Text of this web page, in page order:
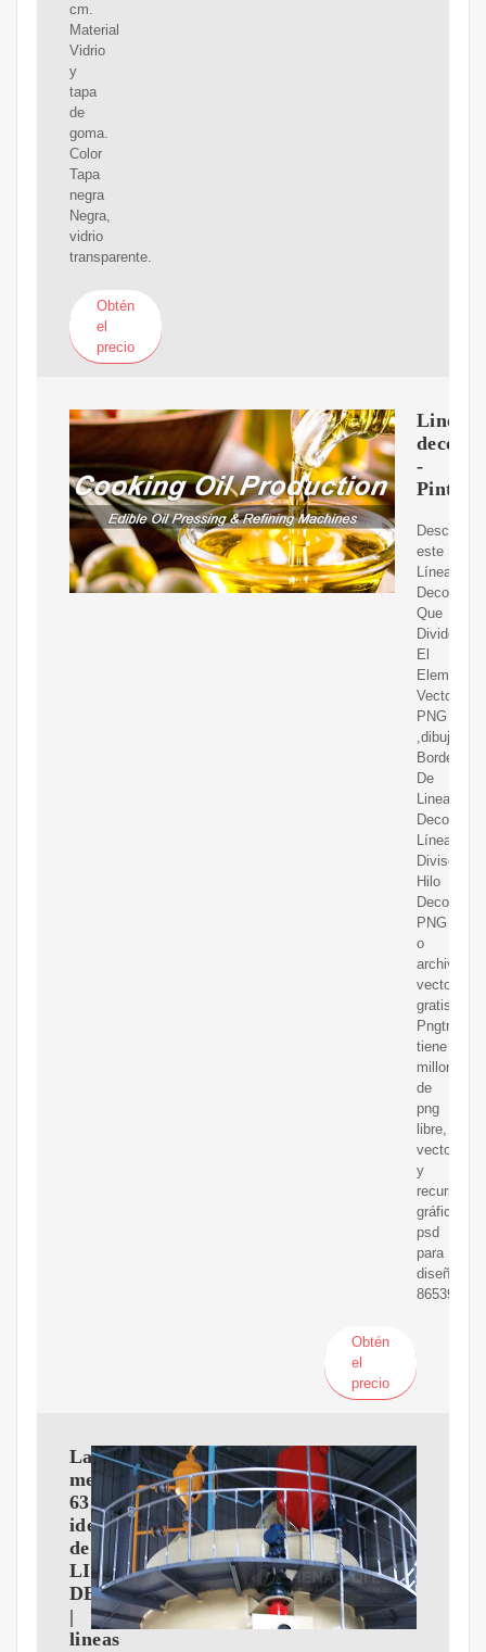
cm.
Material
Vidrio
y
tapa
de
goma.
Color
Tapa
negra
Negra,
vidrio
transparente.
Obtén
el
precio
Lineas
-
Descargue
este
Líneas
Que
Dividen
El
Elemento
Vectorial
PNG
,dibujos
Borde
De
Lineas
Línea
Divisoria,
Hilo
Decorativo
PNG
o
archivo
vectorial
gratis.
Pngtree
tiene
millones
de
png
libre,
vectores
y
recursos
gráficos
psd
para
8653970
Obtén
el
precio
Las
mejores
63
ideas
de
LINEAS
DECORATIVAS
|
lineas